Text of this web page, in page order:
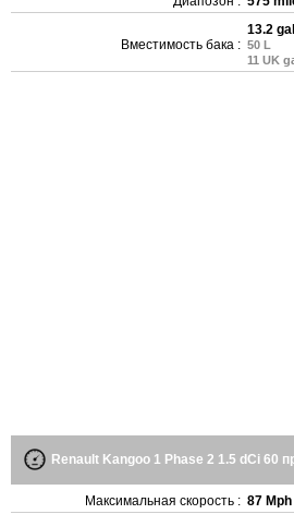
Вместимость бака :
13.2
50 L
11 UK
Renault Kangoo 1 Phase 2 1.5 dCi 60
Максимальная скорость : 87 Mph